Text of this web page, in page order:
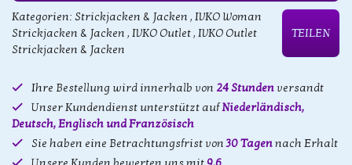
Kategorien: Strickjacken & Jacken , IVKO Woman
Strickjacken & Jacken , IVKO Outlet, IVKO Outlet
Strickjacken & Jacken
TEILEN
Ihre Bestellung wird innerhalb von 24 Stunden versandt
Unser Kundendienst unterstützt aufNiederländisch,
Deutsch, Englisch und Französisch
Sie haben eine Betrachtungsfrist von30 Tagennach Erhalt